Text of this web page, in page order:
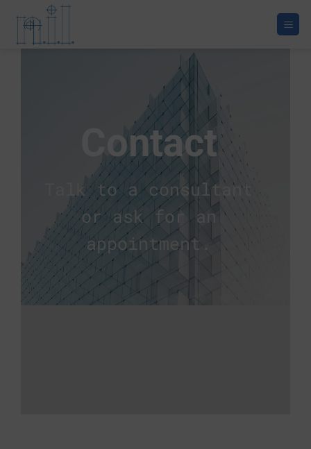
content
Contact
Talk to a consultant
or ask for an
appointment.